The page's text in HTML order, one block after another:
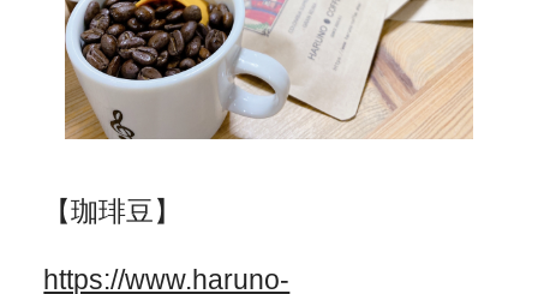
【珈琲豆】
https://www.haruno-